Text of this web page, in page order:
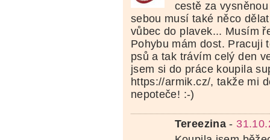
cestě za
sebou musí také něco
vůbec do plavek... Musím
Pohybu mám dost. Pracuji
psů a tak trávím celý den
jsem si do práce koupila
https://armik.cz/, takže mi
nepoteče! :-)
Tereezina -